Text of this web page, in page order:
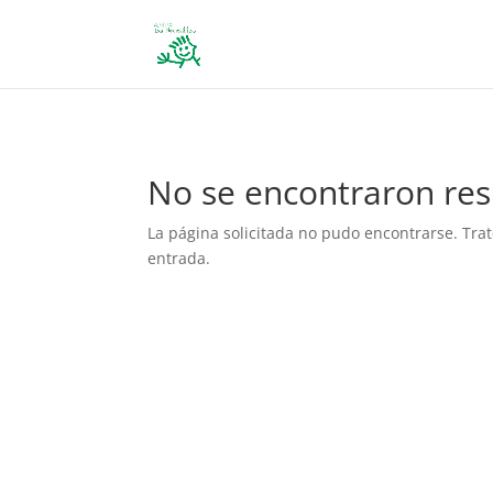
No se encontraron
La página solicitada no pudo encontrarse.
entrada.